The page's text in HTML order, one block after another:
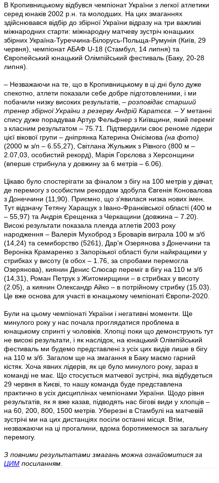
В Кропивницькому відбувся чемпіонат України з легкої атлетики
серед юнаків 2002 р.н. та молодших. На цих змаганнях
здійснювався відбір до збірної України відразу на три важливі
міжнародних старти: міжнародну матчеву зустріч юнацьких
збірних Україна-Туреччина-Білорусь-Польща-Румунія (Київ, 29
червня), чемпіонат АБАФ U-18 (Стамбул, 14 липня) та
Європейський юнацький Олімпійський фестиваль (Баку, 20-28
липня).
– Незважаючи на те, що в Кропивницькому в ці дні було дуже
спекотно, атлети показали себе добре підготовленими, і ми
побачили низку високих результатів, – розповідає старший
тренер збірної України з резерву Андрій Каратєєв. – У метанні
спису дуже порадував Артур Фельфнер з Київщини, який переміг
з класним результатом – 75.71. Підтвердили своє реноме лідери
цієї вікової групи – дніпрянка Катерина Онісімова (на фото)
(2000 м з/п – 6.55,27), Світлана Жульжик з Рівного (800 м –
2.07,03, особистий рекорд), Марія Горєлова з Херсонщини
(вперше стрибнула у довжину за 6 метрів – 6.06).
Цікаво було спостерігати за фіналом з бігу на 100 метрів у дівчат,
де перемогу з особистим рекордом здобула Євгенія Коновалова
з Донеччини (11,90). Приємно, що з’явилася низка нових імен.
Тут відзначу Тетяну Харащук з Івано-Франківської області (400 м
– 55,97) та Андрія Єрещенка з Черкащини (довжина – 7.20).
Високі результати показала плеяда атлетів 2003 року
народження – Валерія Мухоброд з Броварів виграла 100 м з/б
(14,24) та семиборство (5261), Дар’я Озерянова з Донеччини та
Вероніка Крамаренко з Запорізької області були найкращими у
стрибках у висоту (в обох – 1.76, за спробами перемогла
Озерянова), киянин Денис Слюсар переміг в бігу на 110 м з/б
(14,31), Роман Петрук з Житомирщини – в стрибках у висоту
(2.05), а киянин Олександр Айко – в потрійному стрибку (15.03).
Це вже основа для участі в юнацькому чемпіонаті Європи-2020.
Були на цьому чемпіонаті України і негативні моменти. Ще
минулого року у нас почала проглядатися проблема в
юнацькому спринті у чоловіків. Хлопці поки що демонструють тут
не високі результати, і як наслідок, на юнацький Олімпійський
фестиваль ми будемо представлені з усіх цих видів лише в бігу
на 110 м з/б. Загалом ще на змагання в Баку маємо гарний
кістяк. Хоча явних лідерів, як це було минулого року, зараз в
команді не має. Що стосується матчевої зустрічі, яка відбудеться
29 червня в Києві, то нашу команда буде представлена
практично в усіх дисциплінах чемпіонами України. Щодо рівня
результатів, як я вже казав, підводять нас бігові види у хлопців –
на 60, 200, 800, 1500 метрів. Уберезні в Стамбулі на матчевій
зустрічі ми на цих дистанціях посіли останні місця. Втім,
незважаючи на ці прогалини, вдома боротимемося за загальну
перемогу.
З повними результатами змагань можна ознайомитися за
ЦИМ посиланням.